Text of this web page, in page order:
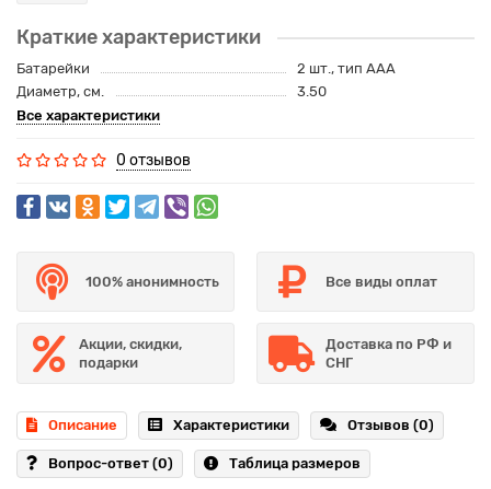
Краткие характеристики
Батарейки
2 шт., тип AAA
Диаметр, см.
3.50
Все характеристики
0 отзывов
100% анонимность Все виды оплат
Акции, скидки,
подарки
Доставка по РФ и
СНГ
Описание Характеристики Отзывов (0)
Вопрос-ответ (0) Таблица размеров